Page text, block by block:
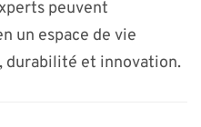
peuvent
un espace de vie
durabilité et innovation.